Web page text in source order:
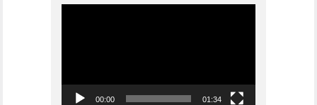
00:00 01:34